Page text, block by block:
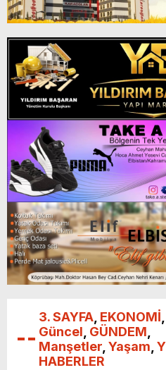
3. SAYFA EKONOMİ
Güncel GÜNDEM
Manşetler Yaşam
HABERLER